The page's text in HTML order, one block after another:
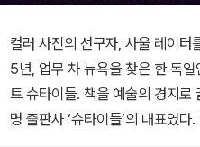
컬러 사진의 선구자, 사울 레이터를 찾아서 우연히 발
5년, 업무 차 뉴욕을 찾은 한 독
트 슈타이들. 책을 예술의 경지로
명 출판사 ‘슈타이들’의 대표였